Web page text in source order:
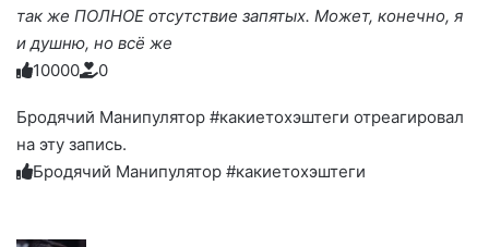
так же ПОЛНОЕ отсутствие запятых. Может, конечно, я
и душню, но всё же
Голосуйте
вверх.
1
Нажмите
реакцию:
улыбаюсь
0
Нажмите
реакцию:
смеюсь
до
слез
0
Нажмите
реакцию:
0
Нажмите
реакцию:
0
Нажмите
благодарю
0
Бродячий Манипулятор #какиетохэштеги отреагировал
на эту запись.
Бродячий Манипулятор #какиетохэштеги